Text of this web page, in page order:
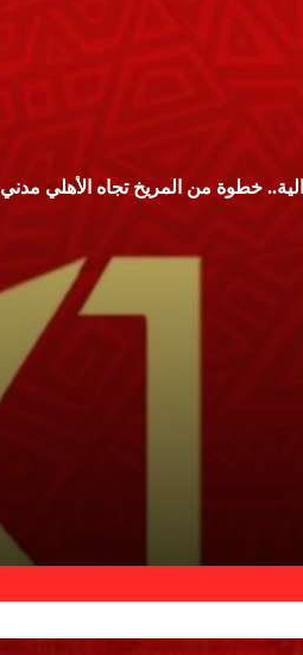
خطوة من المريخ تجاه الأهلي مدني